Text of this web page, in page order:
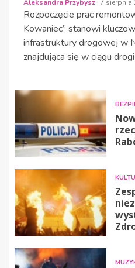
Aleksandra Przybysz 7 sierpnia
Rozpoczęcie prac
Kowaniec” stanowi
infrastruktury drogowej w
znajdująca się w ciągu